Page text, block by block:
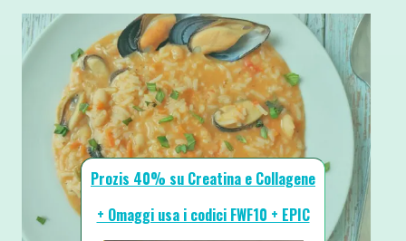
Prozis 40% su Creatina e Collagene
+ Omaggi usa i codici FWF10 + EPIC